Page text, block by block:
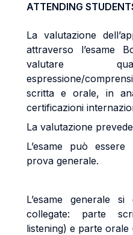
ATTENDING
La valutazione
attraverso l’esame
valutare
espressione/
scritta e orale, in
certificazioni
La valutazione
L’esame può
prova generale.
L’esame generale
collegate: parte
listening) e parte orale